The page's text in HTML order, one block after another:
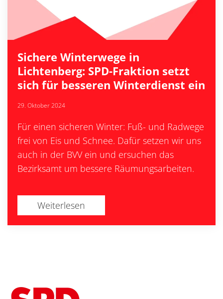
Sichere Winterwege in
Lichtenberg: SPD-Fraktion setzt
sich für besseren Winterdienst ein
29. Oktober 2024
Für einen sicheren Winter: Fuß- und Radwege
frei von Eis und Schnee. Dafür setzen wir uns
auch in der BVV ein und ersuchen das
Bezirksamt um bessere Räumungsarbeiten.
Weiterlesen